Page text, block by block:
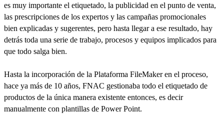
es muy importante el etiquetado, la publicidad en el punto de venta,
las prescripciones de los expertos y las campañas promocionales
bien explicadas y sugerentes, pero hasta llegar a ese resultado, hay
detrás toda una serie de trabajo, procesos y equipos implicados para
que todo salga bien.
Hasta la incorporación de la Plataforma FileMaker en el proceso,
hace ya más de 10 años, FNAC gestionaba todo el etiquetado de
productos de la única manera existente entonces, es decir
manualmente con plantillas de Power Point.